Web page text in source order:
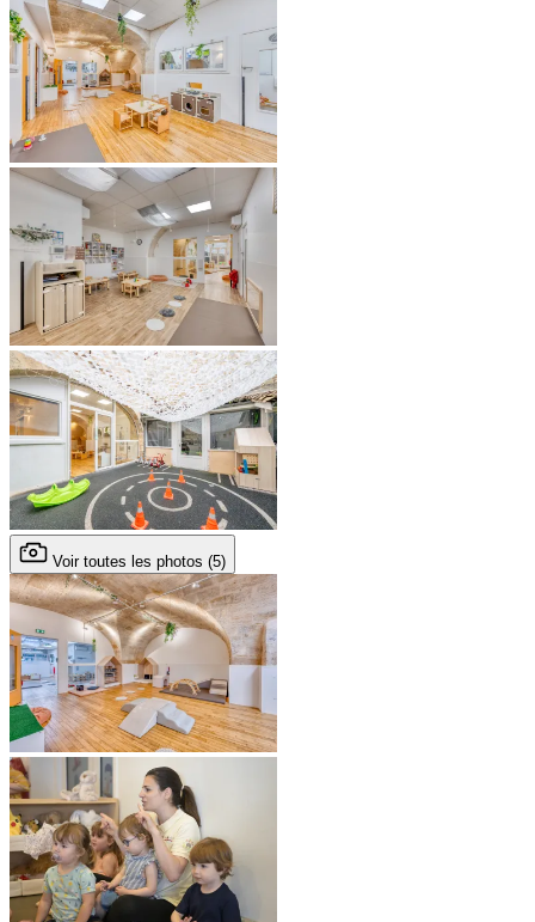
Voir toutes les photos (5)